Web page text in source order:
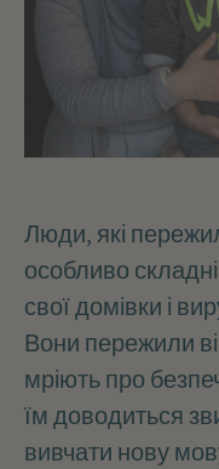
Люди, які
особливо
свої домівки і
Вони пережили
мріють про
їм доводиться
вивчати нову